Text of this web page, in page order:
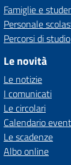
Famiglie e
Personale
Percorsi di studio
Le novità
Le notizie
I comunicati
Le circolari
Calendario
Le scadenze
Albo online